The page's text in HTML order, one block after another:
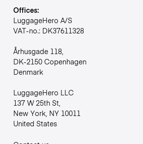
Offices:
LuggageHero A/S
VAT-no.: DK37611328
Århusgade 118,
DK-2150 Copenhagen
Denmark
LuggageHero LLC
137 W 25th St,
New York, NY 10011
United States